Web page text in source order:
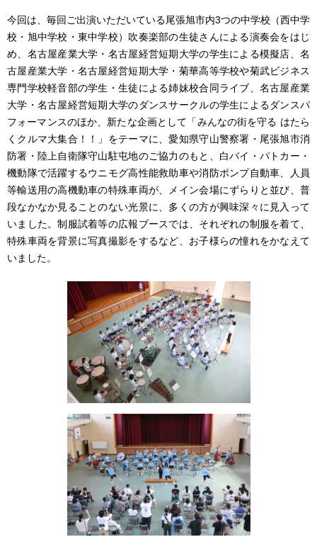
今回は、毎回ご出演いただいている尾張旭市内3つの中学校（西中学
校・旭中学校・東中学校）吹奏楽部の生徒さんによる演奏会をはじ
め、名古屋産業大学・名古屋経営短期大学の学生による模擬店、名
古屋産業大学・名古屋経営短期大学・菊華高等学校や菊武ビジネス
専門学校軽音部の学生・生徒による姉妹校合同ライブ、名古屋産業
大学・名古屋経営短期大学のダンスサークルの学生によるダンスパ
フォーマンスのほか、新たな企画として「みんなの街を守る はたら
くクルマ大集合！！」をテーマに、愛知県守山警察署・尾張旭市消
防署・陸上自衛隊守山駐屯地のご協力のもと、白バイ・パトカー・
機動隊で活躍するウニモグ高性能救助車や消防ポンプ自動車、人員
等輸送用の高機動車の特殊車両が、メイン会場にずらりと並び、普
段なかなか見ることのない光景に、多くの方が興味深々に見入って
いました。制服試着等の広報ブースでは、それぞれの制服を着て、
特殊車両を背景に写真撮影をするなど、お子様らの憧れをかなえて
いました。